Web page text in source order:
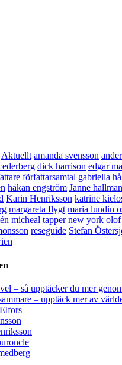
Aktuellt amanda svensson
dick harrison edgar
författarsamtal gabriella
håkan engström Janne hallman
Karin Henriksson katrine
margareta flygt maria lundin
micheal tapper new york
reseguide Stefan
– så upptäcker du mer
– upptäck mer av